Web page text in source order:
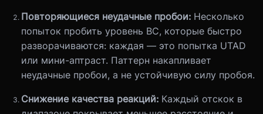
Повторяющиеся неудачные пробои: Несколько
попыток пробить уровень BC, которые быстро
разворачиваются: каждая — это попытка UTAD
или мини-аптраст. Паттерн накапливает
неудачные пробои, а не устойчивую силу пробоя.
Снижение качества реакций: Каждый отскок в